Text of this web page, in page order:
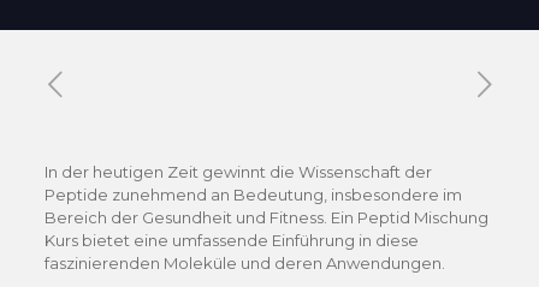
In der heutigen Zeit gewinnt die Wissenschaft der
Peptide zunehmend an Bedeutung, insbesondere im
Bereich der Gesundheit und Fitness. Ein Peptid Mischung
Kurs bietet eine umfassende Einführung in diese
faszinierenden Moleküle und deren Anwendungen.